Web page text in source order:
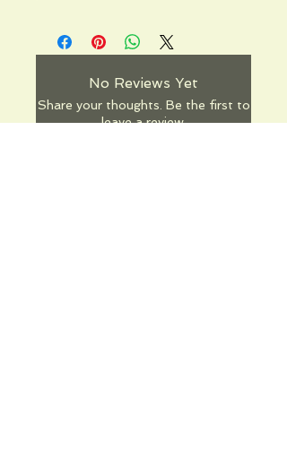
No Reviews Yet
Share your thoughts. Be the first to
leave a review.